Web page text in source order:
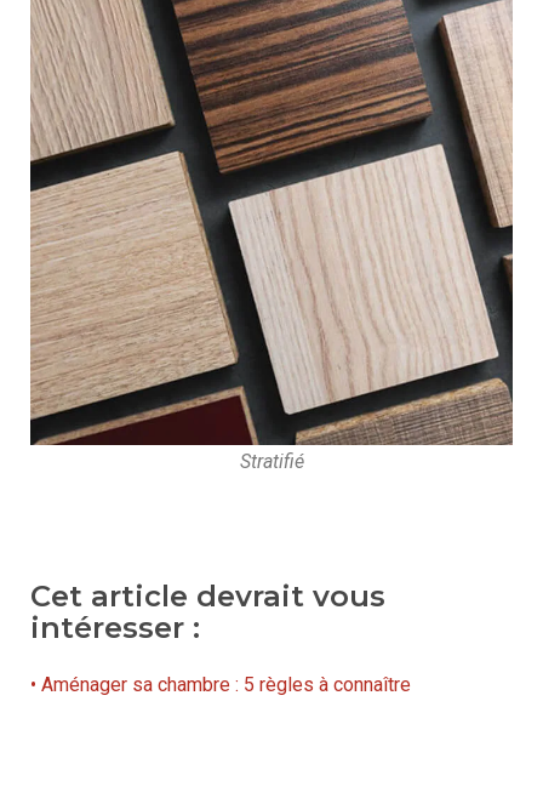
Stratifié
Cet article devrait vous
intéresser :
• Aménager sa chambre : 5 règles à connaître